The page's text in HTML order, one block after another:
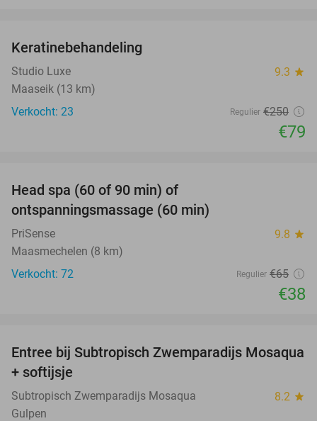
Keratinebehandeling
Studio Luxe 9.3 star
Maaseik (13 km)
Verkocht: 23
Regulier €250
€79
Head spa (60 of 90 min) of
ontspanningsmassage (60 min)
PriSense 9.8 star
Maasmechelen (8 km)
Verkocht: 72
Regulier €65
€38
25%
Entree bij Subtropisch Zwemparadijs Mosaqua
+ softijsje
Subtropisch Zwemparadijs Mosaqua 8.2 star
Gulpen